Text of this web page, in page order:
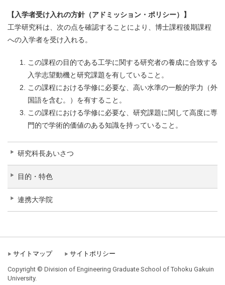
【入学者受け入れの方針（アドミッション・ポリシー）】
工学研究科は、次の点を確認することにより、博士課程後期課程
への入学者を受け入れる。
この課程の目的である工学に関する研究者の養成に合致する
入学志望動機と研究課題を有していること。
この課程における学修に必要な、高い水準の一般的学力（外
国語を含む。）を有すること。
この課程における学修に必要な、研究課題に関して高度に専
門的で学術的価値のある知識を持っていること。
研究科長あいさつ
目的・特色
連携大学院
サイトマップ サイトポリシー
Copyright © Division of Engineering Graduate School of Tohoku Gakuin
University.